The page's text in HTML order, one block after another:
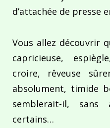
d’attachée de presse
Vous allez découvrir
capricieuse,
croire, rêveuse
absolument, timide
semblerait-il,
certains…